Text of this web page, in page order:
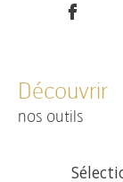
découvrir
nos outils